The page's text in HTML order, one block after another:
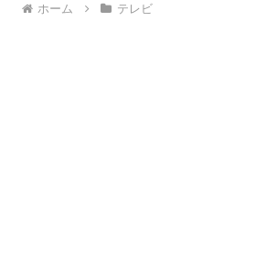
ホーム テレビ